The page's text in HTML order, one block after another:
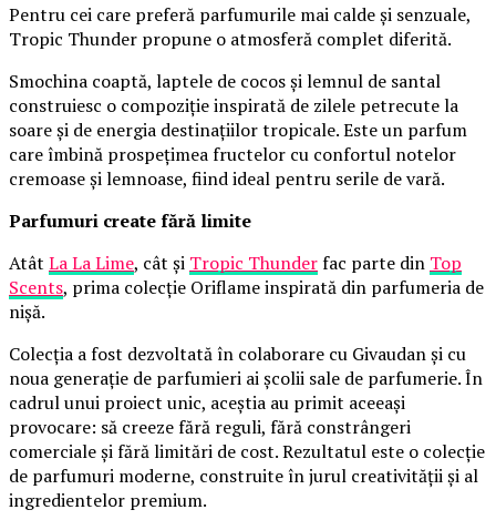
Pentru cei care preferă parfumurile mai calde și senzuale,
Tropic Thunder propune o atmosferă complet diferită.
Smochina coaptă, laptele de cocos și lemnul de santal
construiesc o compoziție inspirată de zilele petrecute la
soare și de energia destinațiilor tropicale. Este un parfum
care îmbină prospețimea fructelor cu confortul notelor
cremoase și lemnoase, fiind ideal pentru serile de vară.
Parfumuri create fără limite
Atât La La Lime, cât și Tropic Thunderfac parte din Top
Scents, prima colecție Oriflame inspirată din parfumeria de
nișă.
Colecția a fost dezvoltată în colaborare cu Givaudan și cu
noua generație de parfumieri ai școlii sale de parfumerie. În
cadrul unui proiect unic, aceștia au primit aceeași
provocare: să creeze fără reguli, fără constrângeri
comerciale și fără limitări de cost. Rezultatul este o colecție
de parfumuri moderne, construite în jurul creativității și al
ingredientelor premium.